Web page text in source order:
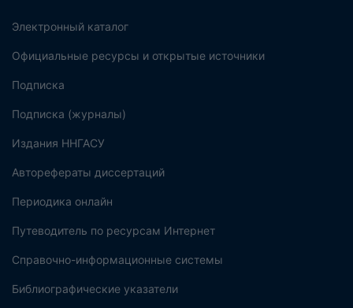
Электронный каталог
Официальные ресурсы и открытые источники
Подписка
Подписка (журналы)
Издания ННГАСУ
Авторефераты диссертаций
Периодика онлайн
Путеводитель по ресурсам Интернет
Справочно-информационные системы
Библиографические указатели